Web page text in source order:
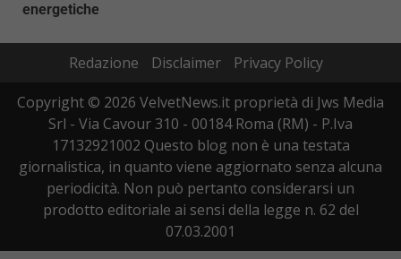
energetiche
Redazione Disclaimer
Privacy Policy
Copyright © 2026 VelvetNews.it proprietà di Jws Media
Srl - Via Cavour 310 - 00184 Roma (RM) - P.Iva
17132921002 Questo blog non è una testata
giornalistica, in quanto viene aggiornato senza alcuna
periodicità. Non può pertanto considerarsi un
prodotto editoriale ai sensi della legge n. 62 del
07.03.2001